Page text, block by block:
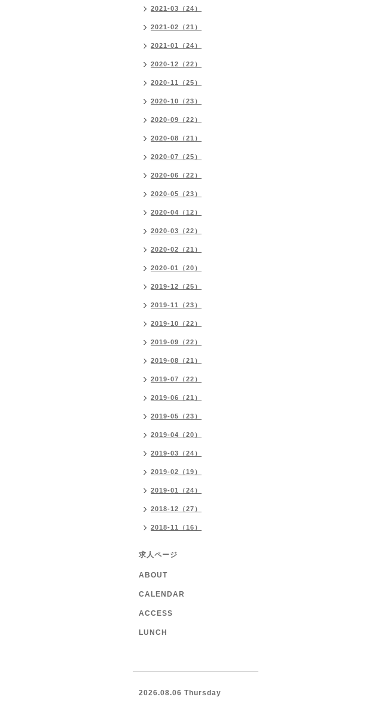
2021-03（24）
2021-02（21）
2021-01（24）
2020-12（22）
2020-11（25）
2020-10（23）
2020-09（22）
2020-08（21）
2020-07（25）
2020-06（22）
2020-05（23）
2020-04（12）
2020-03（22）
2020-02（21）
2020-01（20）
2019-12（25）
2019-11（23）
2019-10（22）
2019-09（22）
2019-08（21）
2019-07（22）
2019-06（21）
2019-05（23）
2019-04（20）
2019-03（24）
2019-02（19）
2019-01（24）
2018-12（27）
2018-11（16）
求人ページ
ABOUT
CALENDAR
ACCESS
LUNCH
2026.08.06 Thursday